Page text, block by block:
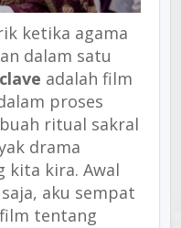
ketika agama
dalam satu
adalah film
proses
ritual sakral
drama
kita kira. Awal
aku sempat
tentang